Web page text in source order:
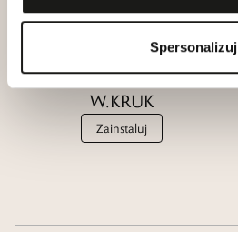
Spersonalizuj
Aplikacja
W.KRUK
Zainstaluj